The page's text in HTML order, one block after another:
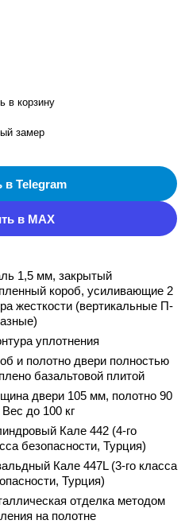
в корзину
замер
в Telegram
в MAX
1,5 мм, закрытый
короб, усиливающие 2
жесткости (вертикальные П-
уплотнения
и полотно двери полностью
базальтовой плитой
двери 105 мм, полотно 90
до 100 кг
Кале 442 (4-го
безопасности, Турция)
Кале 447L (3-го класса
Турция)
отделка методом
на полотне